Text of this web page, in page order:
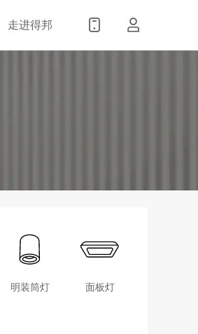
走进得邦
明装筒灯 面板灯